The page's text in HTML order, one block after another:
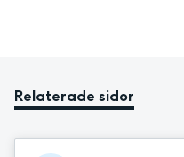
Relaterade sidor